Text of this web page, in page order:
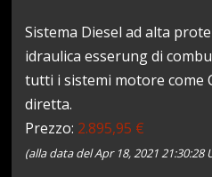
Sistema Diesel ad alta
idraulica esserung di
tutti i sistemi motore come
diretta.
Prezzo: 2.895,95 €
(alla data del Apr 18, 2021 21:30:28